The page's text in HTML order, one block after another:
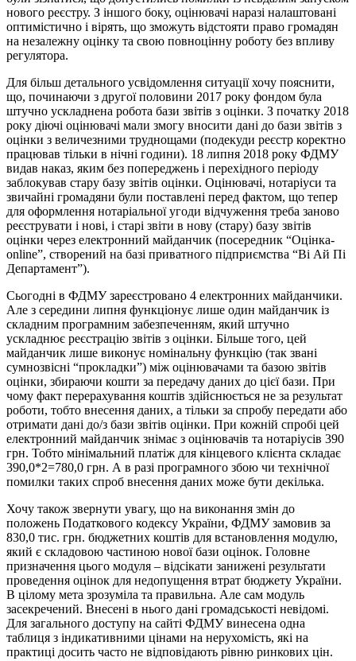
нового реєстру. З іншого боку, оцінювачі наразі налаштовані
оптимістично і вірять, що зможуть відстояти право громадян
на незалежну оцінку та свою повноцінну роботу без впливу
регулятора.
Для більш детального усвідомлення ситуації хочу пояснити,
що, починаючи з другої половини 2017 року фондом була
штучно ускладнена робота бази звітів з оцінки. З початку 2018
року діючі оцінювачі мали змогу вносити дані до бази звітів з
оцінки з величезними труднощами (подекуди реєстр коректно
працював тільки в нічні години). 18 липня 2018 року ФДМУ
видав наказ, яким без попереджень і перехідного періоду
заблокував стару базу звітів оцінки. Оцінювачі, нотаріуси та
звичайні громадяни були поставлені перед фактом, що тепер
для оформлення нотаріальної угоди відчуження треба заново
реєструвати і нові, і старі звіти в нову (стару) базу звітів
оцінки через електронний майданчик (посередник “Оцінка-
online”, створений на базі приватного підприємства “Ві Ай Пі
Департамент”).
Сьогодні в ФДМУ зареєстровано 4 електронних майданчики.
Але з середини липня функціонує лише один майданчик із
складним програмним забезпеченням, який штучно
ускладнює реєстрацію звітів з оцінки. Більше того, цей
майданчик лише виконує номінальну функцію (так звані
сумнозвісні “прокладки”) між оцінювачами та базою звітів
оцінки, збираючи кошти за передачу даних до цієї бази. При
чому факт перерахування коштів здійснюється не за результат
роботи, тобто внесення даних, а тільки за спробу передати або
отримати дані до/з бази звітів оцінки. При кожній спробі цей
електронний майданчик знімає з оцінювачів та нотаріусів 390
грн. Тобто мінімальний платіж для кінцевого клієнта складає
390,0*2=780,0 грн. А в разі програмного збою чи технічної
помилки таких спроб внесення даних може бути декілька.
Хочу також звернути увагу, що на виконання змін до
положень Податкового кодексу України, ФДМУ замовив за
830,0 тис. грн. бюджетних коштів для встановлення модулю,
який є складовою частиною нової бази оцінок. Головне
призначення цього модуля – відсікати занижені результати
проведення оцінок для недопущення втрат бюджету України.
В цілому мета зрозуміла та правильна. Але сам модуль
засекречений. Внесені в нього дані громадськості невідомі.
Для загального доступу на сайті ФДМУ винесена одна
таблиця з індикативними цінами на нерухомість, які на
практиці досить часто не відповідають рівню ринкових цін.